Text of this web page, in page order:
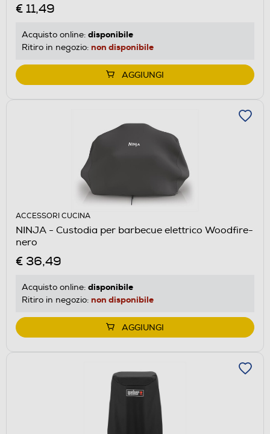
€ 11,49
Acquisto online: disponibile
Ritiro in negozio: non disponibile
AGGIUNGI
ACCESSORI CUCINA
NINJA - Custodia per barbecue elettrico Woodfire-
nero
€ 36,49
Acquisto online: disponibile
Ritiro in negozio: non disponibile
AGGIUNGI